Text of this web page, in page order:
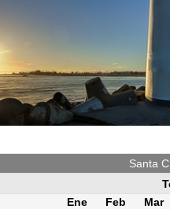
Santa
Ene
Feb Mar